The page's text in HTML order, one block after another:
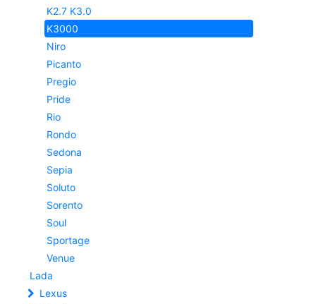
K2.7 K3.0
K3000
Niro
Picanto
Pregio
Pride
Rio
Rondo
Sedona
Sepia
Soluto
Sorento
Soul
Sportage
Venue
Lada
Lexus